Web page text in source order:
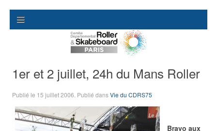
1er et 2 juillet, 24h du Mans Roller
Publié le 15 juillet 2006 . Publié dansVie du CDRS75
Bravo aux